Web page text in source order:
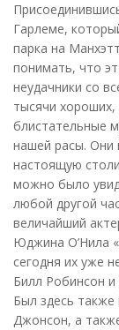
Гарлеме,
парка на
понимать, что
неудачники со
тысячи
блистательные
нашей расы. Они
настоящую
можно было
любой другой
величайший
Юджина О’Нила
сегодня их уже
Билл Робинсон
Был здесь
Джонсон, а